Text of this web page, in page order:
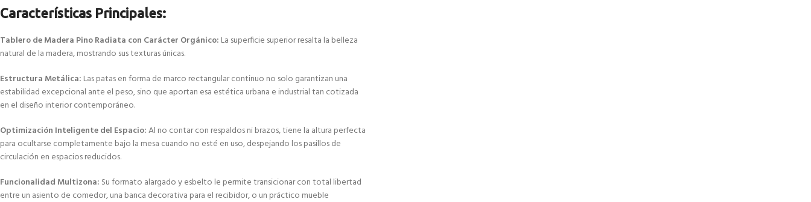
Características Principales:
Tablero de Madera Pino Radiata con Carácter Orgánico: La superficie superior resalta la belleza
natural de la madera, mostrando sus texturas únicas.
Estructura Metálica: Las patas en forma de marco rectangular continuo no solo garantizan una
estabilidad excepcional ante el peso, sino que aportan esa estética urbana e industrial tan cotizada
en el diseño interior contemporáneo.
Optimización Inteligente del Espacio:Al no contar con respaldos ni brazos, tiene la altura perfecta
para ocultarse completamente bajo la mesa cuando no esté en uso, despejando los pasillos de
circulación en espacios reducidos.
Funcionalidad Multizona: Su formato alargado y esbelto le permite transicionar con total libertad
entre un asiento de comedor, una banca decorativa para el recibidor, o un práctico mueble